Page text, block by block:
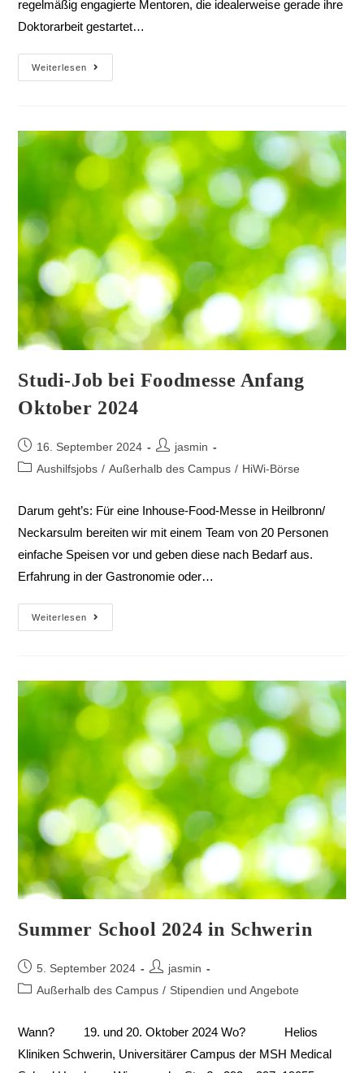
regelmäßig engagierte Mentoren, die idealerweise gerade ihre
Doktorarbeit gestartet…
Weiterlesen
Studi-Job bei Foodmesse Anfang
Oktober 2024
16. September 2024
jasmin
Aushilfsjobs / Außerhalb des Campus / HiWi-Börse
Darum geht’s: Für eine Inhouse-Food-Messe in Heilbronn/
Neckarsulm bereiten wir mit einem Team von 20 Personen
einfache Speisen vor und geben diese nach Bedarf aus.
Erfahrung in der Gastronomie oder…
Weiterlesen
Summer School 2024 in Schwerin
5. September 2024
jasmin
Außerhalb des Campus / Stipendien und Angebote
Wann? 19. und 20. Oktober 2024 Wo? Helios
Kliniken Schwerin, Universitärer Campus der MSH Medical